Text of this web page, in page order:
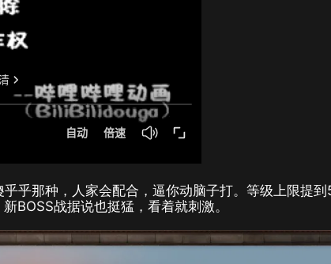
乎那种，人家会配合，逼你动脑子打。等级上限提到
BOSS战据说也挺猛，看着就刺激。